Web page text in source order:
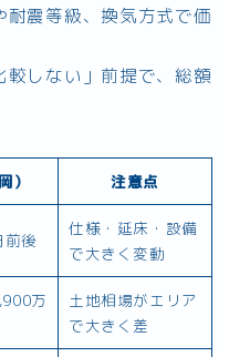
震等級、換気方式で価
較しない」前提で、総額
） 注意点
前後
仕様・延床・設備
で大きく変動
万
土地相場がエリア
で大きく差